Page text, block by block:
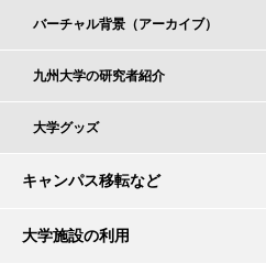
バーチャル背景（アーカイブ）
九州大学の研究者紹介
大学グッズ
キャンパス移転など
大学施設の利用